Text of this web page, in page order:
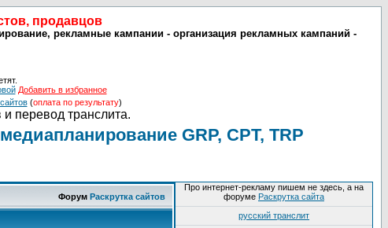
продавцов
рекламные кампании - организация рекламных кампаний -
Добавить в избранное
(оплата по результату)
перевод транслита.
GRP, СРТ, TRP
Форум Раскрутка сайтов
Про интернет-рекламу пишем не здесь, а на
форуме Раскрутка сайта
русский транслит